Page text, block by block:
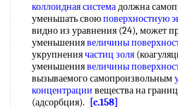
коллоидная системадолжна
уменьшать своюповерхностную
видно из уравнения (24), может
уменьшениявеличины
укрупнениячастиц золя
уменьшениявеличины
вызываемого самопроизвольным
концентрации вещества на
(адсорбция).
[c.158]